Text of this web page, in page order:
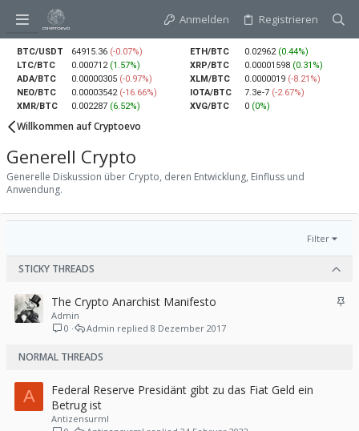
Anmelden Registrieren
BTC/USDT 64915.36 (-0.07%) ETH/BTC 0.02962 (0.44%)
LTC/BTC
0.000712 (1.57%) XRP/BTC 0.00001598 (0.31%)
ADA/BTC
0.00000305 (-0.97%) XLM/BTC 0.0000019 (-8.21%)
NEO/BTC
0.00003542 (-16.66%) IOTA/BTC 7.3e-7 (-2.67%)
XMR/BTC
0.002287 (6.52%) XVG/BTC 0 (0%)
Willkommen auf Cryptoevo
Generell Crypto
Generelle Diskussion über Crypto, deren Entwicklung, Einfluss und
Anwendung.
Filter
STICKY THREADS
A
The Crypto Anarchist Manifesto
Admin
0
8 Dezember 2017
Admin
NORMAL THREADS
A
Federal Reserve Presidänt gibt zu das Fiat Geld ein
Betrug ist
Antizensurml